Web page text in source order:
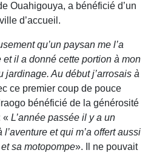
Ouahigouya, a bénéficié d’un
d’accueil.
qu’un paysan me l’a
et il a donné cette portion à mon
jardinage. Au début j’arrosais à
ce premier coup de pouce
bénéficié de la générosité
« L’année passée il y a un
et qui m’a offert aussi
sa motopompe». Il ne pouvait